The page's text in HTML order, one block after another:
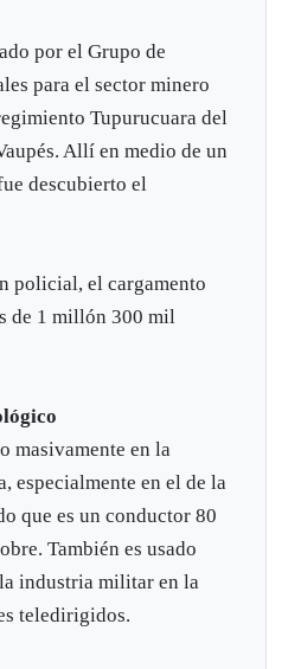
por el Grupo de
para el sector minero
Tupurucuara del
Allí en medio de un
descubierto el
policial, el cargamento
de 1 millón 300 mil
masivamente en la
especialmente en el de la
que es un conductor 80
También es usado
industria militar en la
teledirigidos.